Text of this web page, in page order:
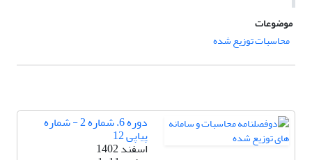
موضوعات
محاسبات توزیع شده
دوره 6، شماره 2 - شماره
پیاپی 12
اسفند 1402